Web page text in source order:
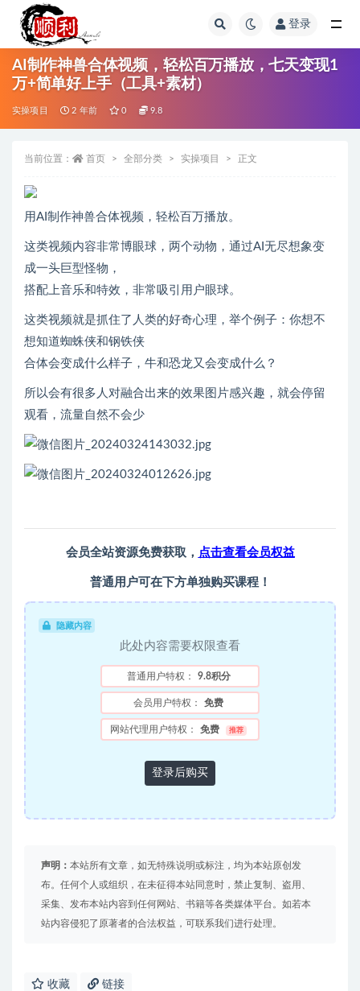
登录
AI制作神兽合体视频，轻松百万播放，七天变现1
万+简单好上手（工具+素材）
实操项目 2 年前 0 9.8
当前位置： 首页 全部分类 实操项目 正文
用AI制作神兽合体视频，轻松百万播放。
这类视频内容非常博眼球，两个动物，通过AI无尽想象变
成一头巨型怪物，
搭配上音乐和特效，非常吸引用户眼球。
这类视频就是抓住了人类的好奇心理，举个例子：你想不
想知道蜘蛛侠和钢铁侠
合体会变成什么样子，牛和恐龙又会变成什么？
所以会有很多人对融合出来的效果图片感兴趣，就会停留
观看，流量自然不会少
会员全站资源免费获取， 点击查看会员权益
普通用户可在下方单独购买课程！
隐藏内容
此处内容需要权限查看
普通用户特权： 9.8积分
会员用户特权： 免费
网站代理用户特权： 免费 推荐
登录后购买
声明： 本站所有文章，如无特殊说明或标注，均为本站原创发
布。任何个人或组织，在未征得本站同意时，禁止复制、盗用、
采集、发布本站内容到任何网站、书籍等各类媒体平台。如若本
站内容侵犯了原著者的合法权益，可联系我们进行处理。
收藏 链接
全部